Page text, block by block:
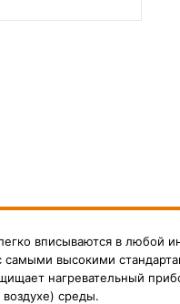
вписываются в любой
высокими
нагревательный
среды.